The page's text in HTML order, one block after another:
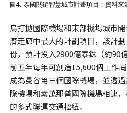
圖4. 泰國關鍵智慧城市計畫項目；資料
烏打拋國際機場和東部機場城市
濟走廊中最大的計劃項目，該計
份，預計投入2900億泰銖（約90
前五年每年可創造15,600個工作
成為曼谷第三個國際機場，並透
際機場和素萬那普國際機場相連
的多式聯運交通樞紐。